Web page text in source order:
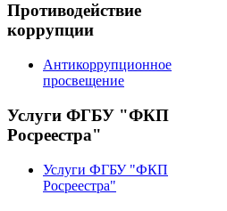
Противодействие
коррупции
Антикоррупционное
просвещение
Услуги ФГБУ "ФКП
Росреестра"
Услуги ФГБУ "ФКП
Росреестра"